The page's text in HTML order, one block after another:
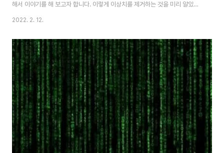
해서 이야기를 해 보고자 합니다. 이렇게 이상치를 제거하는 것을 미리 알았으
면 좋았겠지만, 제 통계학 지식이 여기에는 미치지 못한 것이 있기는 있었습니
확인할 수 있는 것이라고는 일단 위 스크린샷에서 보이는 것처럼 이상치가 나
올 경우 표시할 틈을 먼저 만들어 주도록 했습니다. 이렇게 해서 여기서도 Z-
score의 값이 절대값으로 2 이상이 나오게 되면, 이상치로 규정을 하였더니,
역시나 이상치가 나오기는 나왔습니다. 그리고 나서 이어서 이상치로 규정이
된 값을 제거하고 진짜로 ..
2022. 2. 12.